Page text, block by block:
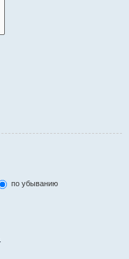
по убыванию